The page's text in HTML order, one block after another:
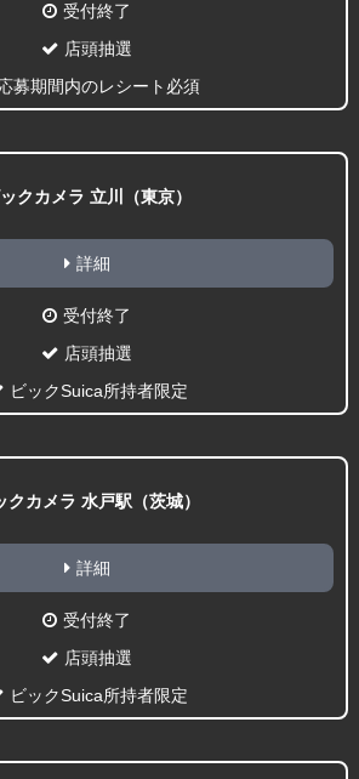
受付終了
店頭抽選
募期間内のレシート必須
クカメラ 立川（東京）
詳細
受付終了
店頭抽選
ビックSuica所持者限定
クカメラ 水戸駅（茨城）
詳細
受付終了
店頭抽選
ビックSuica所持者限定